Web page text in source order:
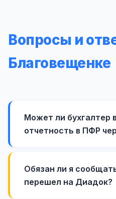
Вопросы и
Благовещенке
Может ли бухгалтер
отчетность в ПФР
Обязан ли я
перешел на Диадок?